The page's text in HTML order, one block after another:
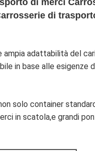
di merci
di
adattabilità del
in base alle esigenze
solo container
in scatola,e grandi